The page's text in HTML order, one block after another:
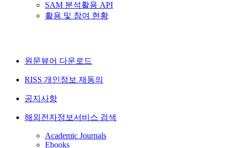
SAM 분석활용 API
활용 및 참여 현황
원문뷰어 다운로드
RISS 개인정보 재동의
공지사항
해외전자정보서비스 검색
Academic Journals
Ebooks